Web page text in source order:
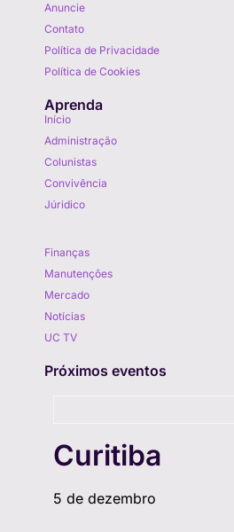
Anuncie
Contato
Política de Privacidade
Política de Cookies
Aprenda
Início
Administração
Colunistas
Convivência
Júridico
Finanças
Manutenções
Mercado
Notícias
UC TV
Próximos eventos
Curitiba
5 de dezembro